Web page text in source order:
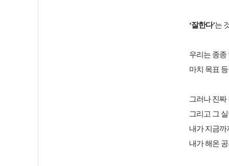
‘잘한다’는
우리는 종종
마치 목표
그러나 진
그리고 그
내가 지금까
내가 해온